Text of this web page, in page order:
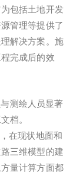
包括土地开发
管理等提供了
解决方案。施
完成后的效
测绘人员显著
档。
在现状地面和
三维模型的建
量计算方面都